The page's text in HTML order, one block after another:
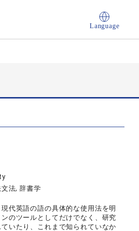
Language
法, 辞書学
代英語の語の具体的な使用法を明
のツールとしてだけでなく、研究
いたり、これまで知られていなか